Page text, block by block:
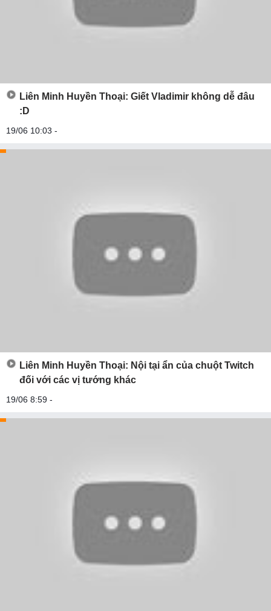
Liên Minh Huyền Thoại: Giết Vladimir không dễ đâu
:D
19/06 10:03 -
Liên Minh Huyền Thoại: Nội tại ẩn của chuột Twitch
đối với các vị tướng khác
19/06 8:59 -